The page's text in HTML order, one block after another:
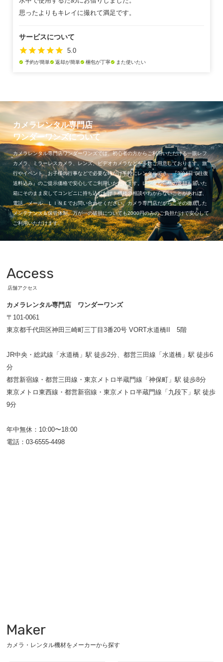
思ったよりもキレイに撮れて満足です。
サービスについて
star star star star star 5.0
check_circle 予約が簡単check_circle 返却が簡単check_circle 梱包が丁寧check_circle また使いたい
カメラレンタル専門店
ワンダーワンズについて
カメラレンタル専門店ワンダーワンズでは、初心者の方からご利用いただける一眼レフ
カメラ、ミラーレスカメラ、レンズ、ビデオカメラなどを多数ご用意しております。旅
行やイベント、お子様の行事などで必要な時だけ手軽にレンタルでき、『3泊4日で往復
送料込み』のご提示価格で安心してご利用いただけます。レンタル商品の返却も届いた
箱にそのまま戻してコンビニに持ち込むだけ！機種の相談やわからないことがあれば、
電話、メール、ＬＩＮＥでお問い合わせください。カメラ専門店だからこその徹底した
メンテナンス＆保管体制。万が一の破損についても2000円のみのご負担だけで安心して
ご利用いただけます。
Access
店舗アクセス
カメラレンタル専門店 ワンダーワンズ
〒101-0061
東京都千代田区神田三崎町三丁目3番20号 VORT水道橋II 5階
JR中央・総武線「水道橋」駅 徒歩2分、都営三田線「水道橋」駅 徒歩6
分
都営新宿線・都営三田線・東京メトロ半蔵門線「神保町」駅 徒歩8分
東京メトロ東西線・都営新宿線・東京メトロ半蔵門線「九段下」駅 徒歩
9分
年中無休：10:00〜18:00
電話：03-6555-4498
Maker
カメラ・レンタル機材をメーカーから探す